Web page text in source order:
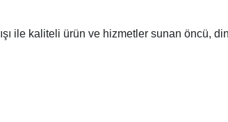
ile kaliteli ürün ve hizmetler sunan öncü,